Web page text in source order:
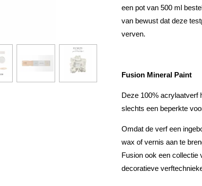
een pot van 500 ml
van bewust dat deze
verven.
Fusion Mineral Paint
Deze 100% acrylaatverf
slechts een beperkte
Omdat de verf een
wax of vernis aan te
Fusion ook een collectie
decoratieve